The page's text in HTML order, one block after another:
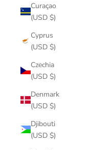
Curaçao
(USD $)
Cyprus
(USD $)
Czechia
(USD $)
Denmark
(USD $)
Djibouti
(USD $)